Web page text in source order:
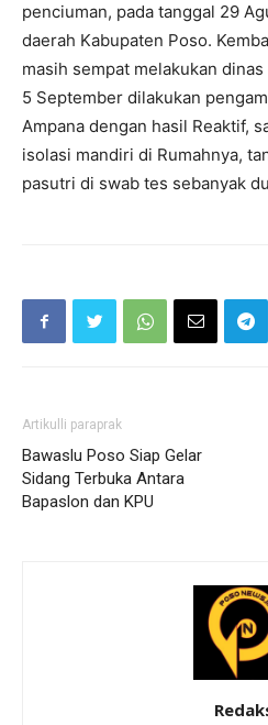
penciuman, pada tanggal 29
daerah Kabupaten Poso.
masih sempat melakukan
5 September dilakukan
Ampana dengan hasil Reaktif,
isolasi mandiri di Rumahnya,
pasutri di swab tes sebanyak
Artikulli paraprak
Bawaslu Poso Siap Gelar
Sidang Terbuka Antara
Bapaslon dan KPU